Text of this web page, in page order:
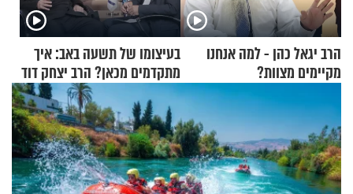
הרב יגאל כהן - למה אנחנו
מקיימים מצוות?
בעיצומו של תשעה באב: איך
מתקדמים מכאן? הרב יצחק דוד
גרוסמן בשיחה מיוחדת